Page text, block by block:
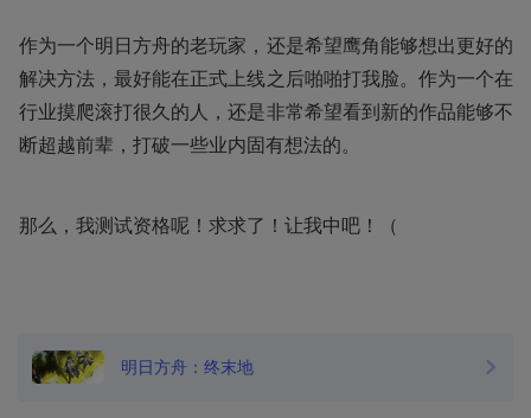
作为一个明日方舟的老玩家，还是希望鹰角能够想出更好的
解决方法，最好能在正式上线之后啪啪打我脸。作为一个在
行业摸爬滚打很久的人，还是非常希望看到新的作品能够不
断超越前辈，打破一些业内固有想法的。
那么，我测试资格呢！求求了！让我中吧！（
明日方舟：终末地